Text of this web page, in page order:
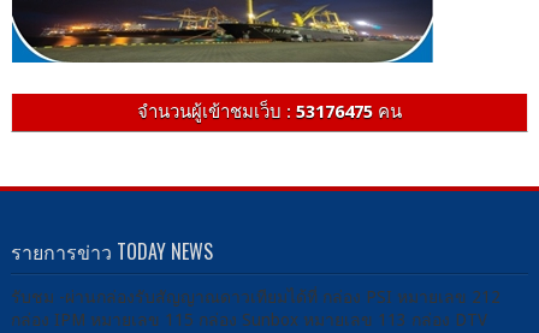
จำนวนผู้เข้าชมเว็บ : 53176475คน
รายการข่าว TODAY NEWS
รับชม -ผ่านกล่องรับสัญญาณดาวเทียมได้ที่ กล่อง PSI หมายเลข 212
กล่อง IPM หมายเลข 115 กล่อง Sunbox หมายเลข 113 กล่อง DTV